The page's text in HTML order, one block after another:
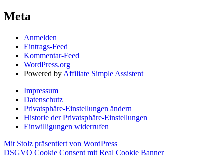
Meta
Anmelden
Eintrags-Feed
Kommentar-Feed
WordPress.org
Powered by Affiliate Simple Assistent
Impressum
Datenschutz
Privatsphäre-Einstellungen ändern
Historie der Privatsphäre-Einstellungen
Einwilligungen widerrufen
Mit Stolz präsentiert von WordPress
DSGVO Cookie Consent mit Real Cookie Banner